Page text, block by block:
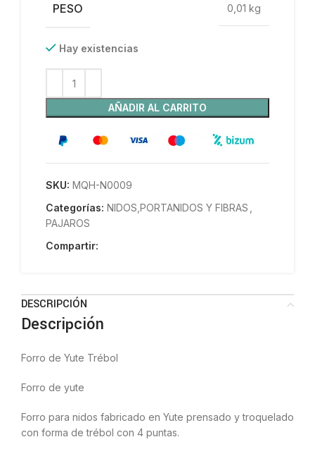
PESO 0,01 kg
Hay existencias
AÑADIR AL CARRITO
SKU: MQH-N0009
Categorías: NIDOS,PORTANIDOS Y FIBRAS
PAJAROS
Compartir:
DESCRIPCIÓN
Descripción
Forro de Yute Trébol
Forro de yute
Forro para nidos fabricado en Yute prensado y troquelado
con forma de trébol con 4 puntas.